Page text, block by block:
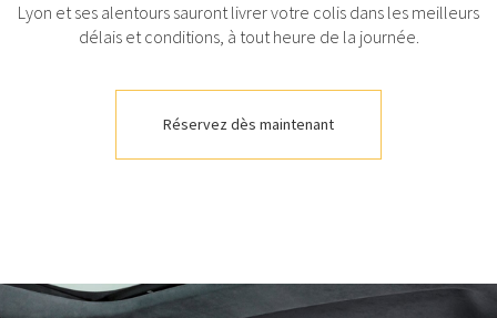
Lyon et ses alentours sauront livrer votre colis dans les meilleurs
délais et conditions, à tout heure de la journée.
Réservez dès maintenant